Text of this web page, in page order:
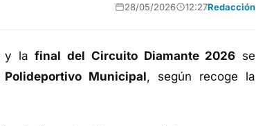
28/05/2026 12:27Redacción
y lafinal del Circuito Diamante 2026 se
Municipal, según recoge la